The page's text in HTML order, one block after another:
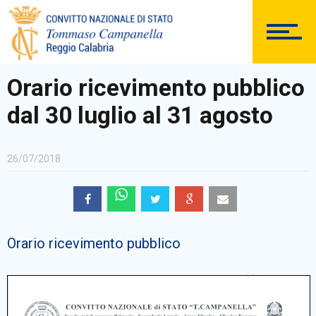
DOCUMENTAZIONE
Comunicazioni Esterne
Orario ricevimento pubblico
dal 30 luglio al 31 agosto
26/07/2018
Orario ricevimento pubblico